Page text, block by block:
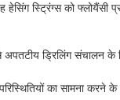
स्ट्रिंग्स को फ्लोयैंसी
ड्रिलिंग संचालन के
का सामना करने के